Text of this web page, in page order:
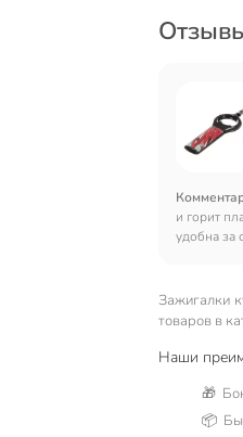
и горит
удобна за
Зажигалки
товаров в
Наши
🎁
📦